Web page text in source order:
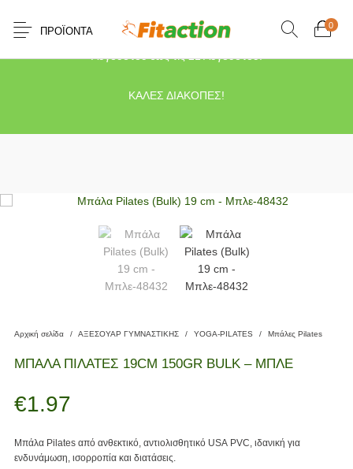
Το κατάστημα μας θα παραμείνει κλειστό λόγω διακοπών από τις 10
Αυγούστου έως τις 21 Αυγούστου.
ΚΑΛΕΣ ΔΙΑΚΟΠΕΣ!
ΠΡΟΪΌΝΤΑ
0
Αρχική σελίδα / ΑΞΕΣΟΥΑΡ ΓΥΜΝΑΣΤΙΚΗΣ / YOGA-PILATES / Μπάλες Pilates
ΜΠΑΛΑ ΠΙΛΑΤΕΣ 19CM 150GR BULK – ΜΠΛΕ
€1.97
Μπάλα Pilates από ανθεκτικό, αντιολισθητικό USA PVC, ιδανική για
ενδυνάμωση, ισορροπία και διατάσεις.